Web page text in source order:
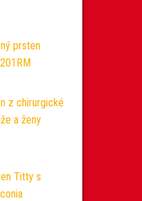
prsten
z chirurgické
a ženy
Titty s